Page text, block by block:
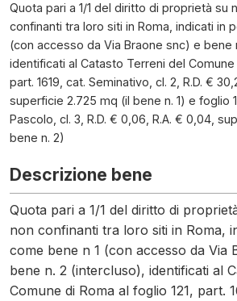
Quota pari a 1/1 del diritto di proprietà su
confinanti tra loro siti in Roma, indicati in
(con accesso da Via Braone snc) e bene
identificati al Catasto Terreni del Comune
part. 1619, cat. Seminativo, cl. 2, R.D. €
superficie 2.725 mq (il bene n. 1) e foglio
Pascolo, cl. 3, R.D. € 0,06, R.A. € 0,04,
bene n. 2)
Descrizione bene
Quota pari a 1/1 del diritto di
non confinanti tra loro siti in Roma,
come bene n 1 (con accesso da Via
bene n. 2 (intercluso), identificati al
Comune di Roma al foglio 121, part.